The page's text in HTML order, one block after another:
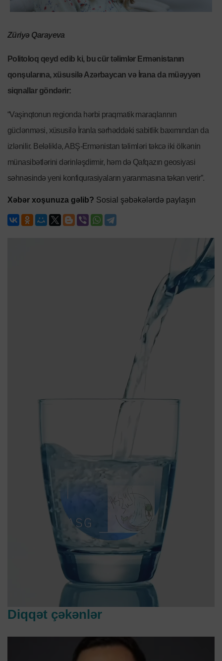
Züriyə Qarayeva
Politoloq qeyd edib ki, bu cür təlimlər Ermənistanın
qonşularına, xüsusilə Azərbaycan və İrana da müəyyən
siqnallar göndərir:
“Vaşinqtonun regionda hərbi praqmatik maraqlarının
güclənməsi, xüsusilə İranla sərhəddəki sabitlik baxımından da
izlənilir. Beləliklə, ABŞ-Ermənistan təlimləri təkcə iki ölkənin
münasibətlərini dərinləşdirmir, həm də Qafqazın geosiyasi
səhnəsində yeni konfiqurasiyaların yaranmasına təkan verir”.
Xəbər xoşunuza gəlib? Sosial şəbəkələrdə paylaşın
Diqqət çəkənlər